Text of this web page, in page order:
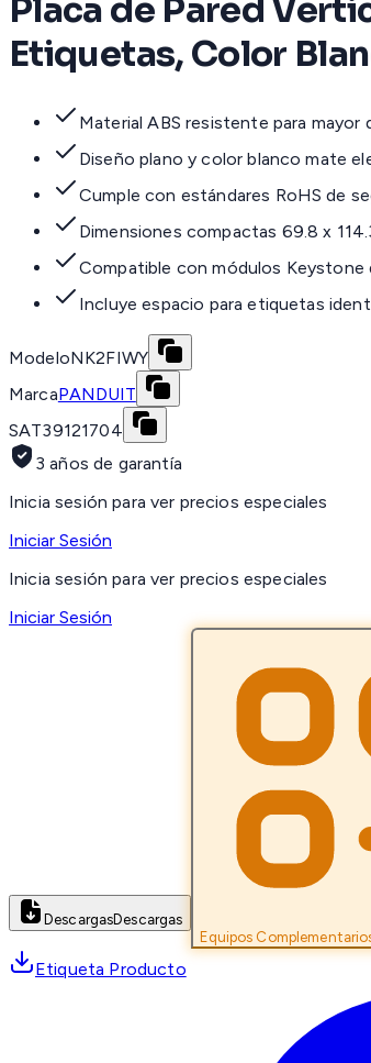
Placa de Pared
Etiquetas, Color
Material ABS resistente para mayor
Diseño plano y color blanco mate
Cumple con estándares RoHS de
Dimensiones compactas 69.8 x
Compatible con módulos Keystone
Incluye espacio para etiquetas
ModeloNK2FIWY
MarcaPANDUIT
SAT39121704
3 años de garantía
Inicia sesión para ver precios especiales
Iniciar Sesión
Inicia sesión para ver precios especiales
Iniciar Sesión
DescargasDescargas
Equipos
Etiqueta Producto